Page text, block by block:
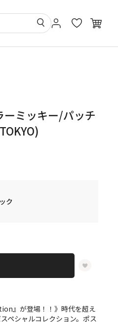
ーミッキー/パッチ
ク
』が登場！！》時代を超え
ペシャルコレクション。ポス